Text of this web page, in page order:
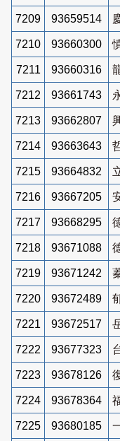
7209 93659514
7210 93660300
7211 93660316
7212 93661743
7213 93662807
7214 93663643
7215 93664832
7216 93667205
7217 93668295
7218 93671088
7219 93671242
7220 93672489
7221 93672517
7222 93677323
7223 93678126
7224 93678364
7225 93680185